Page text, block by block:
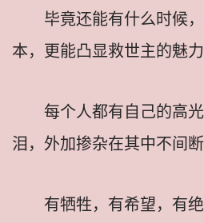
毕竟还能有什么时候
本，更能凸显救世主的魅力
每个人都有自己的高
泪，外加掺杂在其中不间断
有牺牲，有希望，有